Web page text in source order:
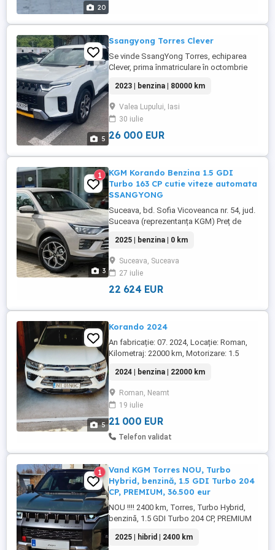
20
5
Ssangyong Torres Clever
Se vinde SsangYong Torres, echiparea
Clever, prima înmatriculare în octombrie
prezintă într-o stare impecabilă, atât
tehnic, cât și estetic, beneficiind de revizii
efectuate la zi exclusiv în rețeaua
autorizată. Un beneficiu major este faptul
că discurile și ...
2023 | benzina | 80000 km
Valea Lupului, Iasi
30 iulie
26 000 EUR
3
1
KGM Korando Benzina 1.5 GDI
Turbo 163 CP cutie viteze automata
SSANGYONG
Suceava, bd. Sofia Vicoveanca nr. 54, jud.
Suceava (reprezentanța KGM) Preț de
Euro cu TVA Preț în OFERTĂ: 22 624 Euro
cu TVA Garanția oferită include 5 ani -
100.000 km garanție de producător, plus 5
ani - 150.000 km garanție extinsă pentru
motor, transmisie ...
2025 | benzina | 0 km
Suceava, Suceava
27 iulie
22 624 EUR
5
Korando 2024
An fabricație: 07. 2024, Locație: Roman,
Kilometraj: 22000 km, Motorizare: 1.5
Automată Tracțiune: Față Normă de
poluare: Euro 6D Carte service: Da, revizii
la zi Garanție: Activă până în 2029 sau
100.000 km (motor, CV si turbina : 04.08
2034 sau 150.000 km) Dotări ...
2024 | benzina | 22000 km
Roman, Neamt
19 iulie
21 000 EUR
Telefon validat
1
Vand KGM Torres NOU, Turbo
Hybrid, benzină, 1.5 GDI Turbo 204
CP, PREMIUM, 36.500 eur
NOU !!!! 2400 km, Torres, Turbo Hybrid,
benzină, 1.5 GDI Turbo 204 CP, PREMIUM
perfecta. Achizionat in 30 ianuarie 2026.
2025 | hibrid | 2400 km